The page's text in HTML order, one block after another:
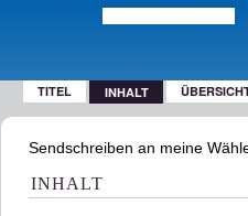
TITEL INHALT
Sendschreiben an meine
INHALT